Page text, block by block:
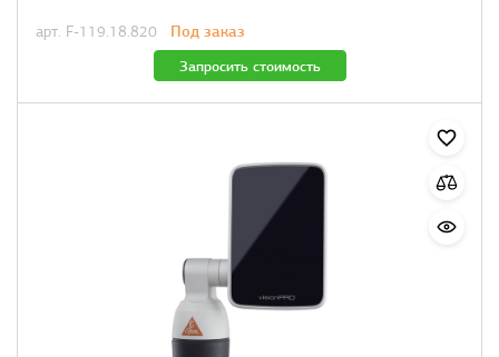
арт. F-119.18.820 Под заказ
Запросить стоимость